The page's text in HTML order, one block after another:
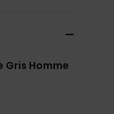
Gris Homme